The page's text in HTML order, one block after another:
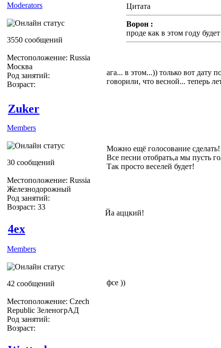
Moderators
3550 сообщений
Местоположение: Russia
Москва
Род занятий:
Возраст:
Цитата
Ворон :
проде как в этом году
ага... в этом...)) только вот дату
говорили, что весной... теперь
Zuker
Members
30 сообщений
Местоположение: Russia
Железнодорожный
Род занятий:
Возраст: 33
Можно ещё голосование сделать!
Все песни отобрать,а мы пусть
Так просто веселей будет!
Йа аццкий!
4ex
Members
42 сообщений
Местоположение: Czech
Republic ЗеленогрАД
Род занятий:
Возраст:
фсе ))